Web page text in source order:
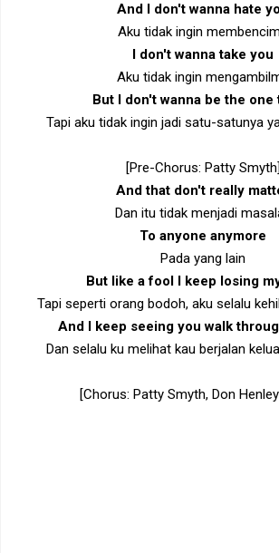
And I don't wanna hate
Aku tidak ingin
I don't wanna take you
Aku tidak ingin
But I don't wanna be the one
Tapi aku tidak ingin jadi satu-satunya
[Pre-Chorus: Patty Smyth]
And that don't really
Dan itu tidak menjadi
To anyone anymore
Pada yang lain
But like a fool I keep losing
Tapi seperti orang bodoh, aku selalu
And I keep seeing you walk
Dan selalu ku melihat kau berjalan
[Chorus: Patty Smyth, Don